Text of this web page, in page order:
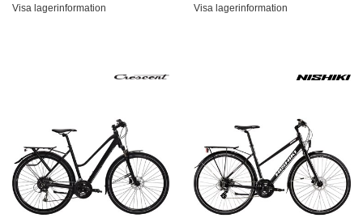
Visa lagerinformation Visa lagerinformation